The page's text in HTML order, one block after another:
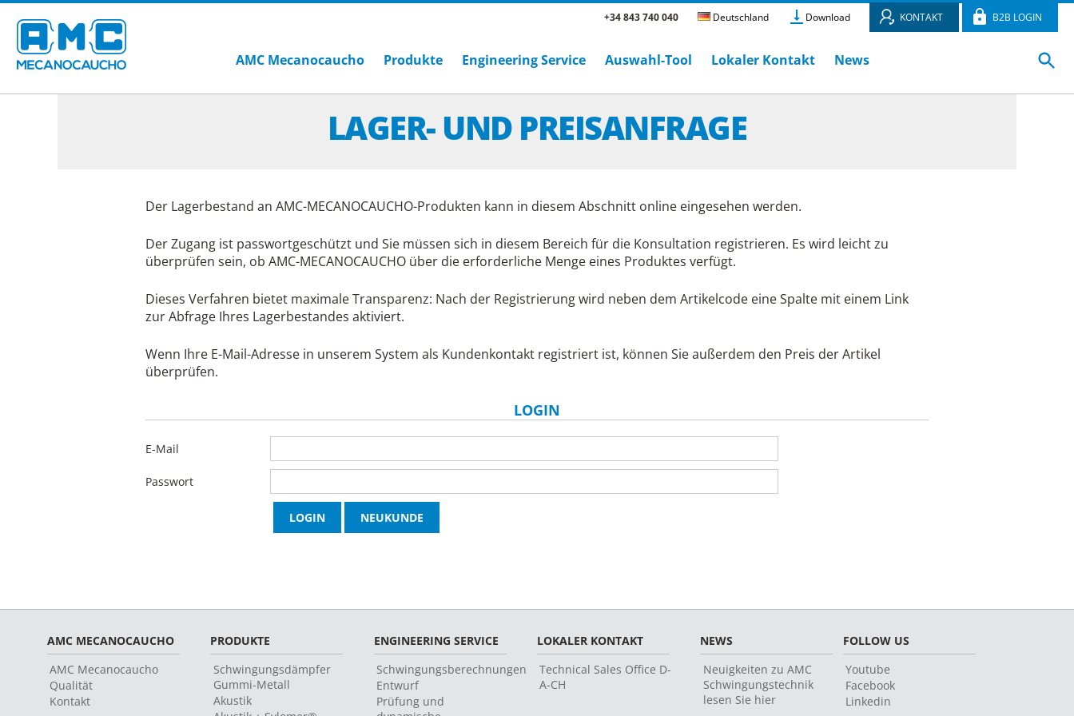
+34 843 740 040 Deutschland Download KONTAKT B2B LOGIN
AMC Mecanocaucho Produkte Engineering Service Auswahl-Tool Lokaler Kontakt News
LAGER- UND PREISANFRAGE
Der Lagerbestand an AMC-MECANOCAUCHO-Produkten kann in diesem Abschnitt online eingesehen werden.
Der Zugang ist passwortgeschützt und Sie müssen sich in diesem Bereich für die Konsultation registrieren. Es wird leicht zu
überprüfen sein, ob AMC-MECANOCAUCHO über die erforderliche Menge eines Produktes verfügt.
Dieses Verfahren bietet maximale Transparenz: Nach der Registrierung wird neben dem Artikelcode eine Spalte mit einem Link
zur Abfrage Ihres Lagerbestandes aktiviert.
Wenn Ihre E-Mail-Adresse in unserem System als Kundenkontakt registriert ist, können Sie außerdem den Preis der Artikel
überprüfen.
LOGIN
E-Mail
Passwort
AMC MECANOCAUCHO
AMC Mecanocaucho
Qualität
Kontakt
PRODUKTE
Schwingungsdämpfer
Gummi-Metall
Akustik
ENGINEERING SERVICE
Schwingungsberechnungen
Entwurf
Prüfung und
LOKALER KONTAKT
Technical Sales Office D-
A-CH
NEWS
Neuigkeiten zu AMC
Schwingungstechnik
lesen Sie hier
FOLLOW US
Youtube
Facebook
Linkedin